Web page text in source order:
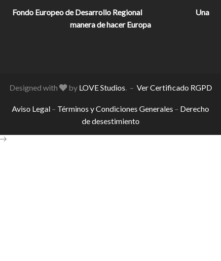
Fondo Europeo de Desarrollo Regional
Una
manera de hacer Europa
Designed with by LOVE Studios . – Ver Certificado RGPD
Aviso Legal – Términos y Condiciones Generales – Derecho
de desestimiento